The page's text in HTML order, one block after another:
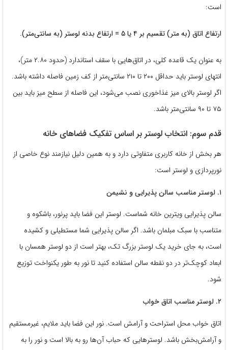
است:
ارتفاع اتاق (به متر) تقسیم بر ۴ یا ۵ = ارتفاع بدنه لوستر (به سانتی‌متر).
به عنوان یک قاعده کلی، در اتاق‌هایی با سقف استاندارد (حدود ۲.۸۰ متر)،
انتهای لوستر باید حداقل ۲۰۰ تا ۲۱۰ سانتی‌متر از کف زمین فاصله داشته باشد.
اگر لوستر بالای میز غذاخوری نصب می‌شود، این فاصله از سطح میز باید بین
۷۵ تا ۹۰ سانتی‌متر باشد.
قدم سوم: انتخاب لوستر بر اساس تفکیک فضاهای خانه
هر بخش از خانه کاربری متفاوتی دارد و به همین دلیل نیازمند نوع خاصی از
نورپردازی و لوستر است:
۱. لوستر مناسب سالن پذیرایی و نشیمن
سالن پذیرایی ویترین خانه شماست. لوستر این فضا باید پرنور، باشکوه و
متناسب با سبک مبلمان باشد. اگر سالن پذیرایی شما مستطیلی و کشیده
است، به جای خرید یک لوستر بزرگ تک، بهتر است از دو لوستر همسان با
ابعاد کوچک‌تر در دو نقطه سالن استفاده کنید تا نور به طور یکنواخت توزیع
شود.
۲. لوستر مناسب اتاق خواب
اتاق خواب محل استراحت و آرامش است. نور این فضا باید ملایم، غیرمستقیم
و آرامش‌بخش باشد. لوسترهایی که حباب آن‌ها رو به بالا است و نور را به